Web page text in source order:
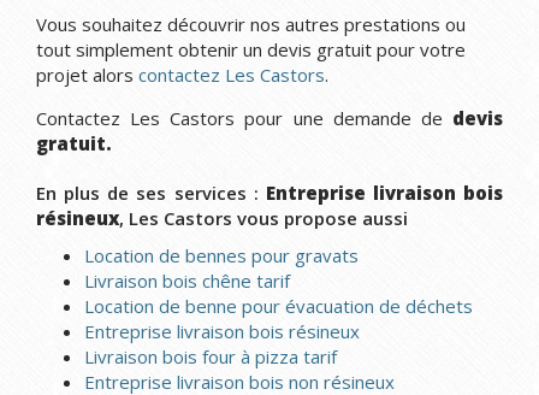
Vous souhaitez découvrir nos autres prestations ou
tout simplement obtenir un devis gratuit pour votre
projet alors contactez Les Castors.
Contactez Les Castors pour une demande de devis
gratuit.
En plus de ses services : Entreprise livraison bois
résineux, Les Castors vous propose aussi
Location de bennes pour gravats
Livraison bois chêne tarif
Location de benne pour évacuation de déchets
Entreprise livraison bois résineux
Livraison bois four à pizza tarif
Entreprise livraison bois non résineux